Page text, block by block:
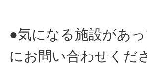
●気になる施設があ
にお問い合わせくだ